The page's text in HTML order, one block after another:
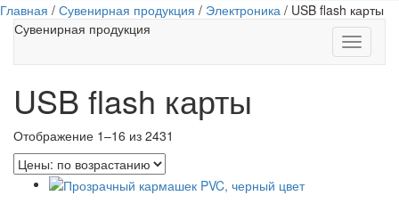
Главная / Сувенирная продукция / Электроника / USB flash карты
Toggle
Сувенирная продукция
USB flash карты
Отображение 1–16 из 2431